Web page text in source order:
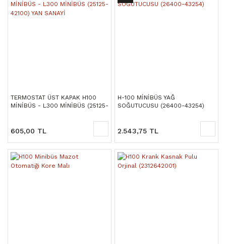
TERMOSTAT ÜST KAPAK H100
MİNİBÜS - L300 MİNİBÜS (25125-
605,00 TL
H-100 MİNİBÜS YAĞ
SOĞUTUCUSU (26400-43254)
2.543,75 TL